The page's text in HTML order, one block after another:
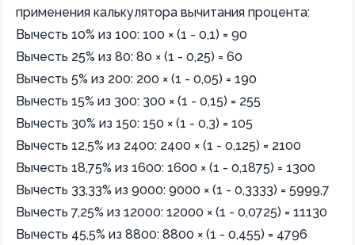
применения калькулятора вычитания процента:
Вычесть 10% из 100: 100 × (1 - 0,1) = 90
Вычесть 25% из 80: 80 × (1 - 0,25) = 60
Вычесть 5% из 200: 200 × (1 - 0,05) = 190
Вычесть 15% из 300: 300 × (1 - 0,15) = 255
Вычесть 30% из 150: 150 × (1 - 0,3) = 105
Вычесть 12,5% из 2400: 2400 × (1 - 0,125) = 2100
Вычесть 18,75% из 1600: 1600 × (1 - 0,1875) = 1300
Вычесть 33,33% из 9000: 9000 × (1 - 0,3333) = 5999,7
Вычесть 7,25% из 12000: 12000 × (1 - 0,0725) = 11130
Вычесть 45,5% из 8800: 8800 × (1 - 0,455) = 4796